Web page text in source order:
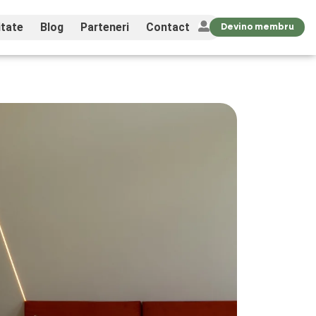
Blog Parteneri Contact Devino membru